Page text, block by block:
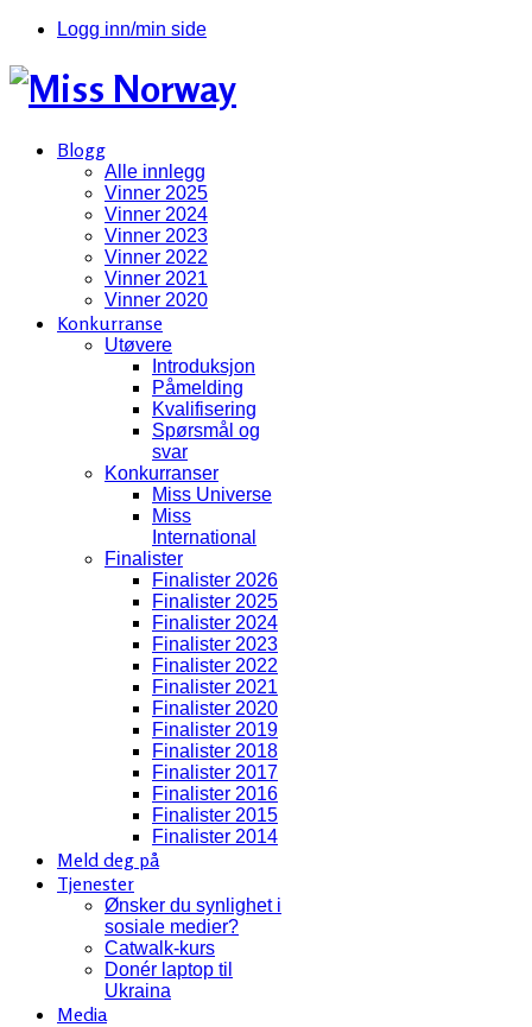
Logg inn/min side
Blogg
Alle innlegg
Vinner 2025
Vinner 2024
Vinner 2023
Vinner 2022
Vinner 2021
Vinner 2020
Konkurranse
Utøvere
Introduksjon
Påmelding
Kvalifisering
Spørsmål og
svar
Konkurranser
Miss Universe
Miss
International
Finalister
Finalister 2026
Finalister 2025
Finalister 2024
Finalister 2023
Finalister 2022
Finalister 2021
Finalister 2020
Finalister 2019
Finalister 2018
Finalister 2017
Finalister 2016
Finalister 2015
Finalister 2014
Meld deg på
Tjenester
Ønsker du synlighet i
sosiale medier?
Catwalk-kurs
Donér laptop til
Ukraina
Media